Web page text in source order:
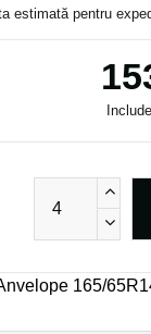
estimată pentru
165/